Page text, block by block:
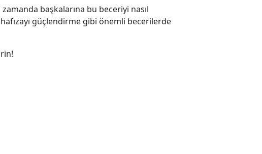
başkalarına bu beceriyi nasıl
güçlendirme gibi önemli becerilerde